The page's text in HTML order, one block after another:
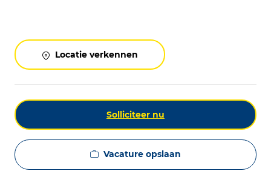
Locatie verkennen
Solliciteer nu
Vacature opslaan